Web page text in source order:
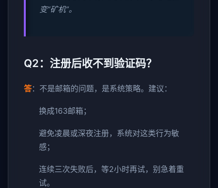
变“矿机”。
Q2：注册后收不到验证码？
答：不是邮箱的问题，是系统策略。建议：
换成163邮箱；
避免凌晨或深夜注册，系统对这类行为敏
感；
连续三次失败后，等2小时再试，别急着重
试。